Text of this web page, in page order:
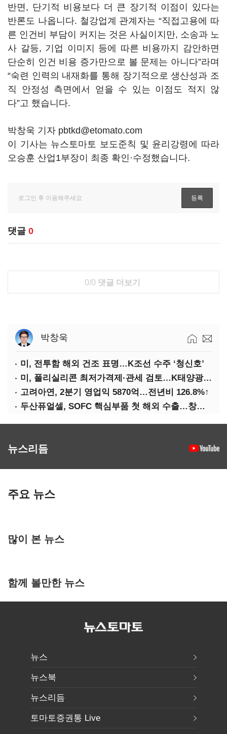
반면, 단기적 비용보다 더 큰 장기적 이점이 있다는
반론도 나옵니다. 철강업계 관계자는 “직접고용에 따
른 인건비 부담이 커지는 것은 사실이지만, 소송과 노
사 갈등, 기업 이미지 등에 따른 비용까지 감안하면
단순히 인건 비용 증가만으로 볼 문제는 아니다”라며
“숙련 인력의 내재화를 통해 장기적으로 생산성과 조
직 안정성 측면에서 얻을 수 있는 이점도 적지 않
다”고 했습니다.
박창욱 기자 pbtkd@etomato.com
이 기사는 뉴스토마토 보도준칙 및 윤리강령에 따라
오승훈 산업1부장이 최종 확인·수정했습니다.
댓글 0
0/0 댓글 더보기
박창욱
미, 전투함 해외 건조 표명…K조선 수주 ‘청신호’
미, 폴리실리콘 최저가격제·관세 검토…K태양광 입지 확대 기대
고려아연, 2분기 영업익 5870억…전년비 126.8%↑
두산퓨얼셀, SOFC 핵심부품 첫 해외 수출…창사 이래 최대 규모
뉴스리듬
주요 뉴스
많이 본 뉴스
함께 볼만한 뉴스
뉴스
뉴스북
뉴스리듬
토마토증권통 Live